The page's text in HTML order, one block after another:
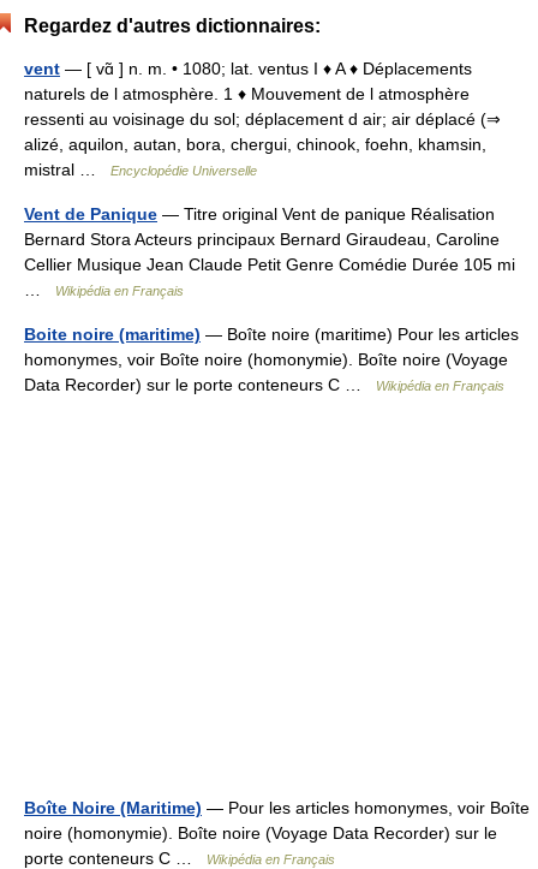
Regardez d'autres dictionnaires:
vent — [ vɑ̃ ] n. m. • 1080; lat. ventus I ♦ A ♦ Déplacements
naturels de l atmosphère. 1 ♦ Mouvement de l atmosphère
ressenti au voisinage du sol; déplacement d air; air déplacé (⇒
alizé, aquilon, autan, bora, chergui, chinook, foehn, khamsin,
mistral …
Encyclopédie Universelle
Vent de Panique — Titre original Vent de panique Réalisation
Bernard Stora Acteurs principaux Bernard Giraudeau, Caroline
Cellier Musique Jean Claude Petit Genre Comédie Durée 105 mi
Wikipédia en Français
Boite noire (maritime) — Boîte noire (maritime) Pour les articles
homonymes, voir Boîte noire (homonymie). Boîte noire (Voyage
Data Recorder) sur le porte conteneurs C …
Wikipédia en Français
Boîte Noire (Maritime) — Pour les articles homonymes, voir Boîte
noire (homonymie). Boîte noire (Voyage Data Recorder) sur le
porte conteneurs C …
Wikipédia en Français